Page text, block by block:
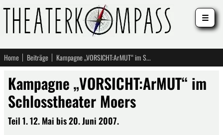
Home Beiträge Kampagne „VORSICHT:ArMUT“ im Schlosstheater Moers
Kampagne „VORSICHT:ArMUT“ im
Schlosstheater Moers
Teil 1. 12. Mai bis 20. Juni 2007.
☰